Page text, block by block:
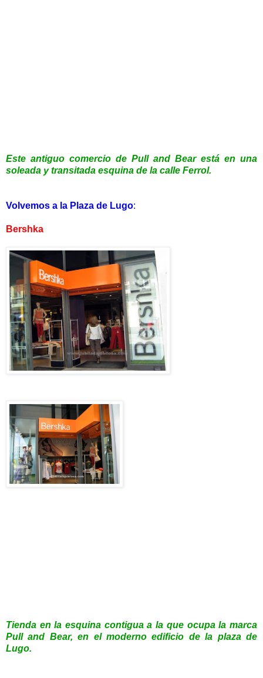
Este antiguo comercio de Pull and Bear está en una
soleada y transitada esquina de la calle Ferrol.
Volvemos a la Plaza de Lugo:
Bershka
Tienda en la esquina contigua a la que ocupa la marca
Pull and Bear, en el moderno edificio de la plaza de
Lugo.